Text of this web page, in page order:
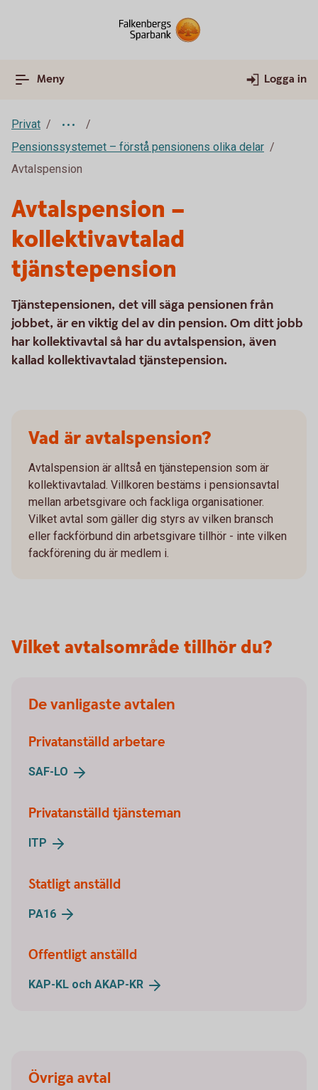
Meny Logga in
Privat
Pensionssystemet – förstå pensionens olika delar
Avtalspension
Avtalspension –
kollektivavtalad
tjänstepension
Tjänstepensionen, det vill säga pensionen från
jobbet, är en viktig del av din pension. Om ditt jobb
har kollektivavtal så har du avtalspension, även
kallad kollektivavtalad tjänstepension.
Vad är avtalspension?
Avtalspension är alltså en tjänstepension som är
kollektivavtalad. Villkoren bestäms i pensionsavtal
mellan arbetsgivare och fackliga organisationer.
Vilket avtal som gäller dig styrs av vilken bransch
eller fackförbund din arbetsgivare tillhör - inte vilken
fackförening du är medlem i.
Vilket avtalsområde tillhör du?
De vanligaste avtalen
Privatanställd arbetare
SAF-LO
Privatanställd tjänsteman
ITP
Statligt anställd
PA16
Offentligt anställd
KAP-KL och AKAP-KR
Övriga avtal